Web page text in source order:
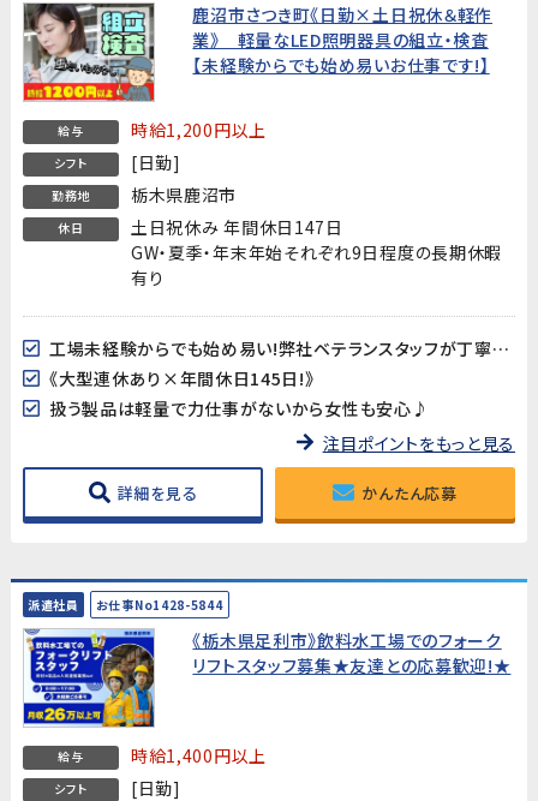
鹿沼市さつき町《日勤×土日祝休＆軽作
業》 軽量なLED照明器具の組立・検査
【未経験からでも始め易いお仕事です!】
給与 時給1,200円以上
シフト [日勤]
勤務地 栃木県鹿沼市
休日
土日祝休み 年間休日147日
GW・夏季・年末年始それぞれ9日程度の長期休暇
有り
工場未経験からでも始め易い!弊社ベテランスタッフが丁寧にフォローします!
《大型連休あり×年間休日145日!》
扱う製品は軽量で力仕事がないから女性も安心♪
注目ポイントをもっと見る
詳細を見る かんたん応募
派遣社員 お仕事No1428-5844
《栃木県足利市》飲料水工場でのフォーク
リフトスタッフ募集★友達との応募歓迎!★
給与 時給1,400円以上
シフト [日勤]